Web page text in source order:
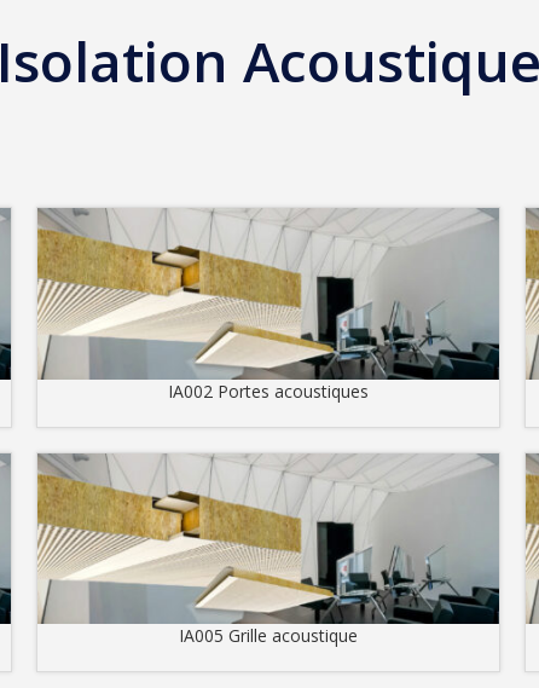
Isolation Acoustique
IA002 Portes acoustiques
IA005 Grille acoustique